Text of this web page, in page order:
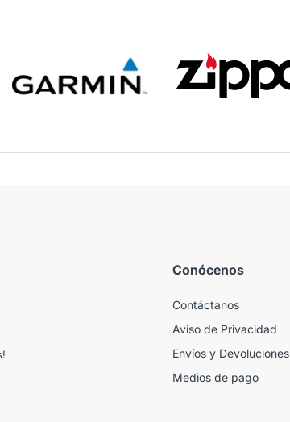
Conócenos
Contáctanos
Aviso de Privacidad
Envíos y Devoluciones
Medios de pago